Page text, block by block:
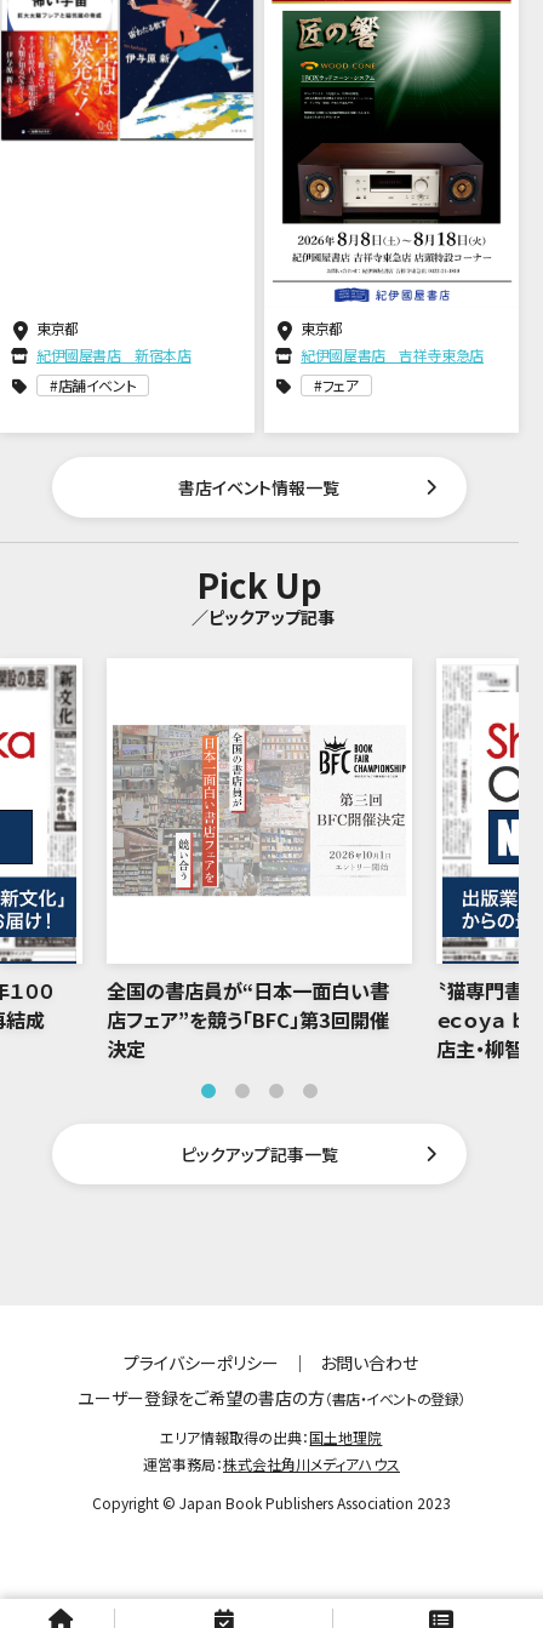
東京都
紀伊國屋書店 新宿本店
店舗イベント
東京都
紀伊國屋書店 吉祥寺東急店
フェア
書店イベント情報一覧
Pick Up
／ピックアップ記事
００
結成
全国の書店員が“日本一面白い書
店フェア”を競う「BFC」第3回開催
決定
〝猫専門書
ｅｃｏｙａ ｂ
店主・柳智
ピックアップ記事一覧
プライバシーポリシー ｜
お問い合わせ
ユーザー登録をご希望の書店の方（書店・イベントの登録）
エリア情報取得の出典：国土地理院
運営事務局：株式会社角川メディアハウス
Copyright © Japan Book Publishers Association 2023